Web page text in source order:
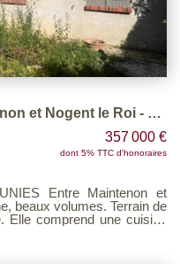
Maison ancienne Entre Maintenon et Nogent le Roi - 6 pièce(s) 190 m2
357 000 €
dont 5% TTC d'honoraires
Entre Maintenon et
beaux volumes. Terrain de
Elle comprend une cuisine